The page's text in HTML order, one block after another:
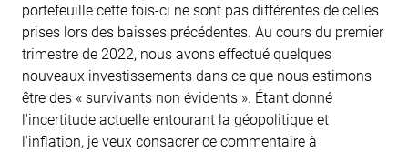
portefeuille cette fois-ci ne sont pas différentes de celles
prises lors des baisses précédentes. Au cours du premier
trimestre de 2022, nous avons effectué quelques
nouveaux investissements dans ce que nous estimons
être des « survivants non évidents ». Étant donné
l'incertitude actuelle entourant la géopolitique et
l'inflation, je veux consacrer ce commentaire à